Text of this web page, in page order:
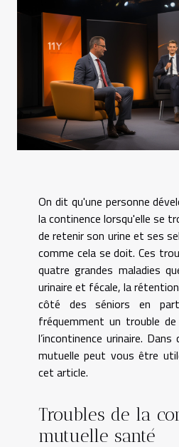
On dit qu'une personne
la continence lorsqu'elle se
de retenir son urine et ses
comme cela se doit. Ces
quatre grandes maladies
urinaire et fécale, la
côté des séniors en
fréquemment un trouble
l’incontinence urinaire.
mutuelle peut vous être
cet article.
Troubles de la
mutuelle santé